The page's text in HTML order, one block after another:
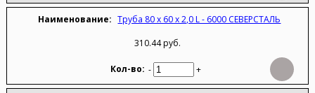
Труба 80 х 60 х 2,0 L - 6000 СЕВЕРСТАЛЬ
310.44 руб.
- +